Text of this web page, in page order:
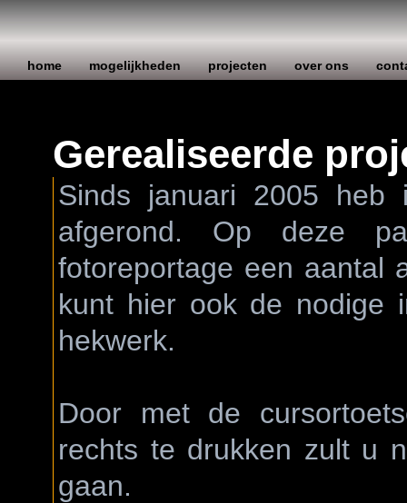
home mogelijkheden projecten over ons
Gerealiseerde
Sinds januari 2005
afgerond. Op deze
fotoreportage een aantal
kunt hier ook de nodige
hekwerk.
Door met de
rechts te drukken zult u
gaan.